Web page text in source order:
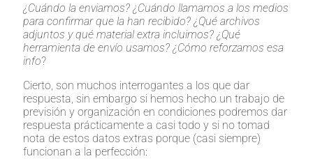
¿Cuándo la enviamos? ¿Cuándo llamamos a los medios
para confirmar que la han recibido? ¿Qué archivos
adjuntos y qué material extra incluimos? ¿Qué
herramienta de envío usamos? ¿Cómo reforzamos esa
info?
Cierto, son muchos interrogantes a los que dar
respuesta, sin embargo si hemos hecho un trabajo de
previsión y organización en condiciones podremos dar
respuesta prácticamente a casi todo y si no tomad
nota de estos datos extras porque (casi siempre)
funcionan a la perfección: